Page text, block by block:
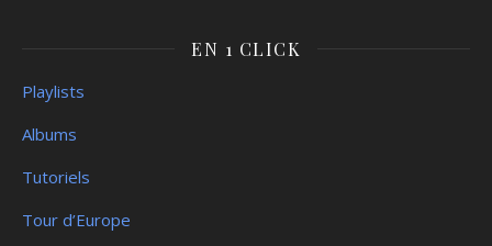
EN 1 CLICK
Playlists
Albums
Tutoriels
Tour d’Europe